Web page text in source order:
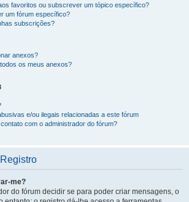
favoritos ou subscrever um tópico específico?
um fórum específico?
subscrições?
anexos?
os meus anexos?
e/ou ilegais relacionadas a este fórum
com o administrador do fórum?
me?
do fórum decidir se para poder criar mensagens, o